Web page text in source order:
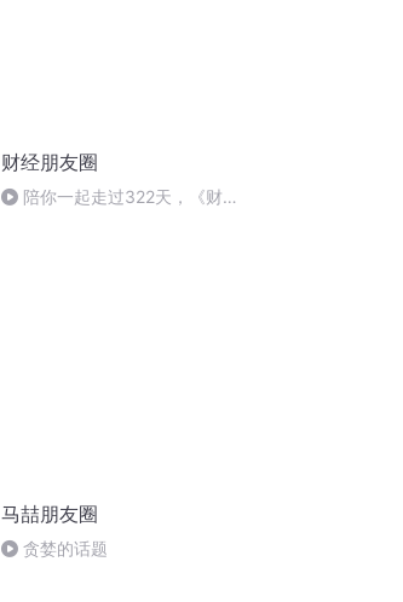
财经朋友圈
陪你一起走过322天，《财经
马喆朋友圈
贪婪的话题